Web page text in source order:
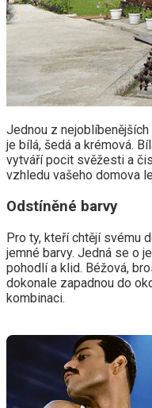
Jednou z
je bílá, šedá a krémová.
vytváří pocit svěžesti a
vzhledu vašeho domova
Odstíněné barvy
Pro ty, kteří chtějí svému
jemné barvy. Jedná se o
pohodlí a klid. Béžová,
dokonale zapadnou do
kombinaci.